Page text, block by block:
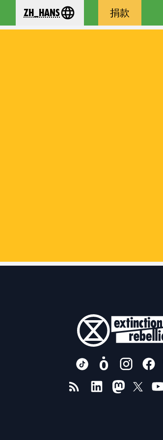
捐款
your language
zh_Hans
FOLLOW US